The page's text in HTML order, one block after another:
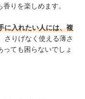
りを楽しめます。
に入れたい人には、複
さりげなく使える薄さ
ても困らないでしょ